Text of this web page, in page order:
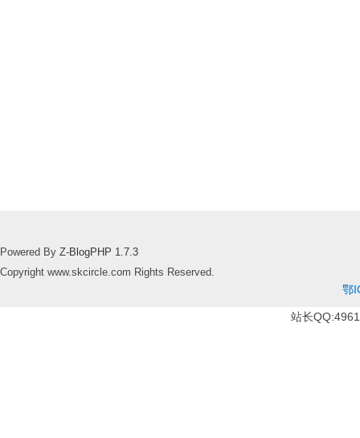
Powered By Z-BlogPHP 1.7.3
Copyright www.skcircle.com Rights Reserved.
鄂
站长